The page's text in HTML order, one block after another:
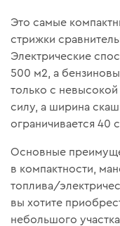
Это самые
стрижки
Электрические
500 м2, а
только с
силу, а ширина
ограничивается 40
Основные
в компактности,
топлива/
вы хотите
небольшого